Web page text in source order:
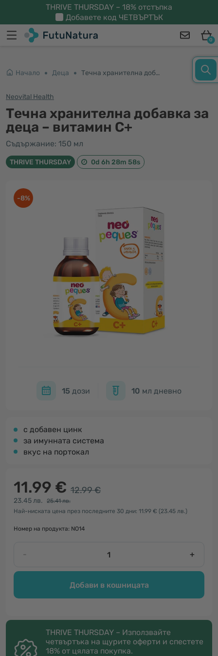
THRIVE THURSDAY – 18% отстъпка
Добавете код ЧЕТВЪРТЪК
0
Начало Деца Tечна хранителна добавка за деца – витамин С+
Neovital Health
Tечна хранителна добавка за
деца – витамин С+
Съдържание: 150 мл
THRIVE THURSDAY 0d 6h 28m 57s
-8%
15 дози 10 мл дневно
с добавен цинк
за имунната система
вкус на портокал
11.99 € 12.99 €
23.45 лв.
25.41 лв.
Най-ниската цена през последните 30 дни: 11.99 € (23.45 лв.)
Номер на продукта: NO14
- +
Добави в кошницата
THRIVE THURSDAY – Използвайте
четвъртъка на щурите оферти и спестете
18% от цялата покупка.